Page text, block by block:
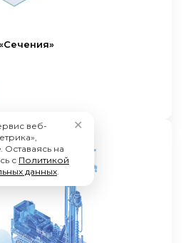
веб-
на
с Политикой
данных.
✕